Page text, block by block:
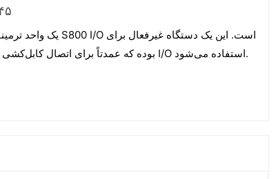
سیستم‌های S800 I/O بوده که عمدتاً برای اتصال کابل‌کشی میدانی و ماژول‌های I/O استفاده می‌شود.